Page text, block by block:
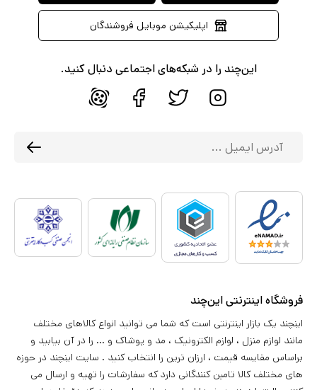
اپلیکیشن موبایل فروشندگان
این‌چند را در شبکه‌های اجتماعی دنبال کنید.
فروشگاه اینترنتی این‌چند
اینچند یک بازار اینترنتی است که شما می توانید انواع کالاهای مختلف
مانند لوازم منزل ، لوازم الکترونیک ، مد و پوشاک و ... را در آن بیابید و
براساس مقایسه قیمت ، ارزان ترین را انتخاب کنید . سایت اینچند در حوزه
های مختلف کالا تامین کنندگانی دارد که سفارشات را تهیه و ارسال می